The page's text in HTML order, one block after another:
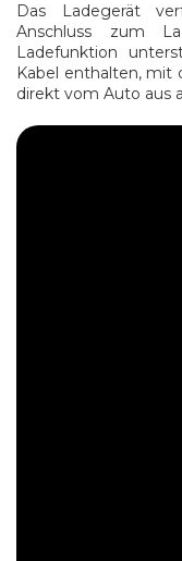
Das Ladegerät
Anschluss zum
Ladefunktion
Kabel enthalten, mit
direkt vom Auto aus